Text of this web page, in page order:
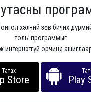
утасны
хэлний зөв бичих
толь’ программыг
интернэтгүй орчинд
Татах
Store Play